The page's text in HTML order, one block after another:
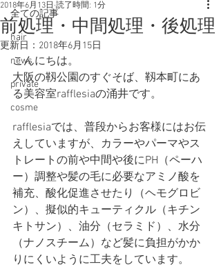
全ての記事
hair
news
private
cosme
前処理・中間処理・後処理
2018年6月13日 読了時間: 1分
更新日： 2018年6月15日
こんにちは。
大阪の靱公園のすぐそば、靱本町にあ
る美容室rafflesiaの涌井です。
rafflesiaでは、普段からお客様にはお伝
えしていますが、カラーやパーマやス
トレートの前や中間や後にPH（ペーハ
ー）調整や髪の毛に必要なアミノ酸を
補充、酸化促進させたり（ヘモグロビ
ン）、擬似的キューティクル（キチン
キトサン）、油分（セラミド）、水分
（ナノスチーム）など髪に負担がかか
りにくいように工夫をしています。